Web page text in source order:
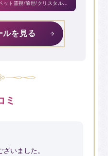
ット霊視/前世/クリスタルボ
ーシード/ソウルシナリオ/浄
ャクラ
ルを見る
ミ
いました。